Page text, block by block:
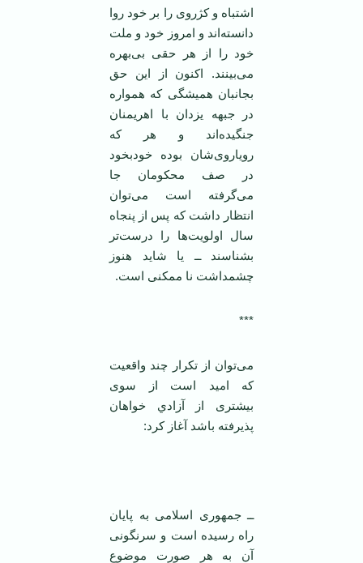
اشتباه و کژروی را بر خود روا
‏دانسته‌اند و امروز خود و ملت
خود را از ‏هر حقی بی‌بهره
می‌بينند. اکنون از اين ‏حق
بجانبان هميشگی که همواره
در جبهه ‏يزدان با اهريمنان
جنگيده‌اند و هر که
‏روياروی‌شان بوده خودبخود
در صف ‏محکومان جا
می‌گرفته است می‌توان
انتظار ‏داشت که پس از پنجاه
سال اولويت‌ها را ‏درست‌تر
بشناسند ــ يا شايد هنوز
چشمداشت ‏نا ممکنی است.
می‌توان از تکرار چند واقعيت
که اميد ‏است از سوی
بيشتری از آزادي خواهان
‏پذيرفته باشد آغاز کرد:
ــ جمهوری اسلامی ‌به پايان
راه رسيده است ‏و سرنگونی
آن به هر صورت موضوع